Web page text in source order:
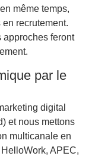
par le
digital
et nous mettons
multicanale en
APEC,
même temps,
recrutement.
approches feront